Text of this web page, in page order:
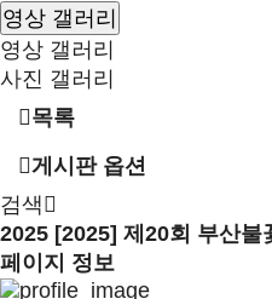
영상 갤러리
영상 갤러리
사진 갤러리
목록
게시판 옵션
검색
2025 [2025] 제20회 부산불
페이지 정보